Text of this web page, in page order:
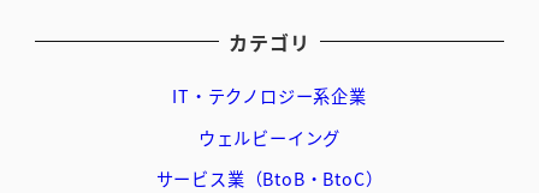
カテゴリ
IT・テクノロジー系企業
ウェルビーイング
サービス業（BtoB・BtoC）